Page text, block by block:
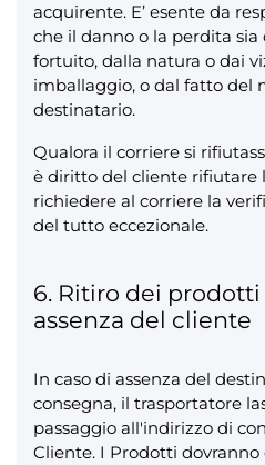
acquirente. E’ esente da
che il danno o la perdita sia
fortuito, dalla natura o dai
imballaggio, o dal fatto del
destinatario.
Qualora il corriere si
è diritto del cliente rifiutare
richiedere al corriere la
del tutto eccezionale.
6. Ritiro dei prodotti
assenza del cliente
In caso di assenza del
consegna, il trasportatore
passaggio all'indirizzo di
Cliente. I Prodotti dovranno